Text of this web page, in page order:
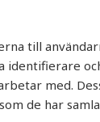
till
identifierare
med.
de har
och ute